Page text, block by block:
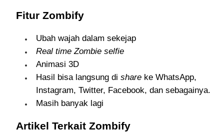
Fitur Zombify
Ubah wajah dalam sekejap
Real time Zombie selfie
Animasi 3D
Hasil bisa langsung di share ke WhatsApp,
Instagram, Twitter, Facebook, dan sebagainya.
Masih banyak lagi
Artikel Terkait Zombify